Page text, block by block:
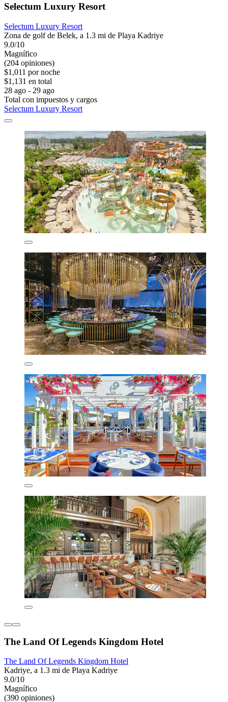
Selectum Luxury Resort
Selectum Luxury Resort
Zona de golf de Belek, a 1.3 mi de Playa Kadriye
9.0/10
Magnífico
(204 opiniones)
$1,011 por noche
$1,131 en total
28 ago - 29 ago
Total con impuestos y cargos
Selectum Luxury Resort
The Land Of Legends Kingdom Hotel
The Land Of Legends Kingdom Hotel
Kadriye, a 1.3 mi de Playa Kadriye
9.0/10
Magnífico
(390 opiniones)